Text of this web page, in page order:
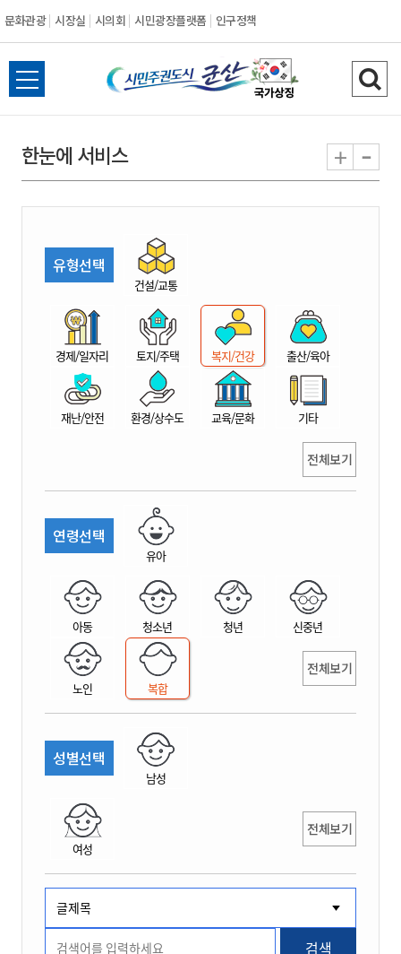
문화관광 시장실 시의회 시민광장플랫폼 인구정책
시
민
권
시
산
전
체
뉴
열
검
색
기
한눈에 서비스 + -
유형선택
건설/교통
경제/일자리 토지/주택 복지/건강 출산/육아
재난/안전 환경/상수도 교육/문화 기타
전체보기
연령선택
유아
아동 청소년 청년 신중년
노인 복합
전체보기
성별선택
남성
여성
전체보기
검색